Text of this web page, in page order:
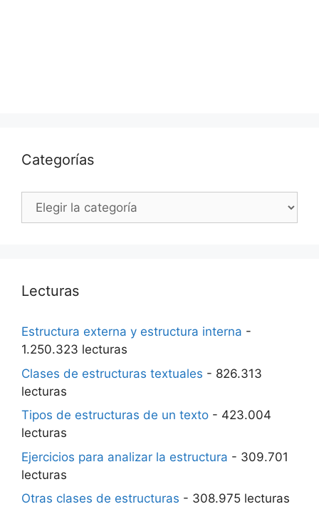
Categorías
Categorías
Lecturas
Estructura externa y estructura interna -
1.250.323 lecturas
Clases de estructuras textuales - 826.313
lecturas
Tipos de estructuras de un texto - 423.004
lecturas
Ejercicios para analizar la estructura - 309.701
lecturas
Otras clases de estructuras - 308.975 lecturas